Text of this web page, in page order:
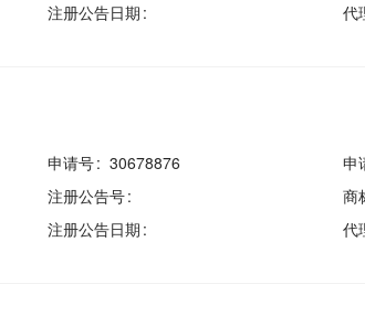
注册公告日期 代
申请号 30678876 申
注册公告号 商
注册公告日期 代